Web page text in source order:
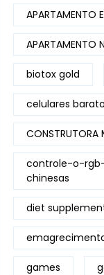
APARTAMENTO
APARTAMENTO
biotox gold
celulares
CONSTRUTORA
controle-o-
chinesas
diet
games